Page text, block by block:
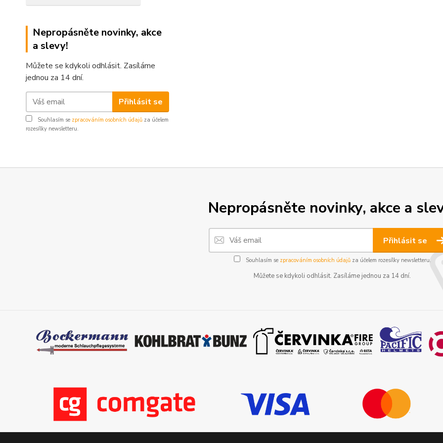
Nepropásněte novinky, akce
a slevy!
Můžete se kdykoli odhlásit. Zasíláme
jednou za 14 dní.
Přihlásit se
Souhlasím se zpracováním osobních údajů za účelem
rozesílky newsletteru.
Nepropásněte novinky, akce a
Přihlásit se
Souhlasím se zpracováním osobních údajůza účelem rozesílky newsletteru.
Můžete se kdykoli odhlásit. Zasíláme jednou za 14 dní.